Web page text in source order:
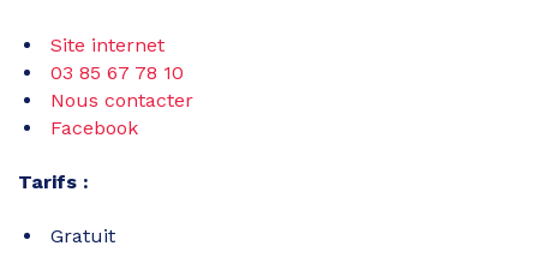
Site internet
03 85 67 78 10
Nous contacter
Facebook
Tarifs :
Gratuit